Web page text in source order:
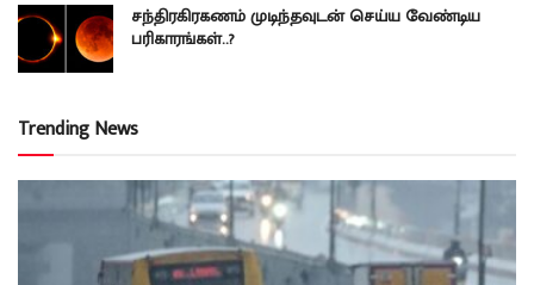
சந்திரகிரகணம் முடிந்தவுடன் செய்ய வேண்டிய
பரிகாரங்கள்..?
Trending News